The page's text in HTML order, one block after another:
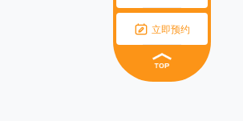
 立即预约